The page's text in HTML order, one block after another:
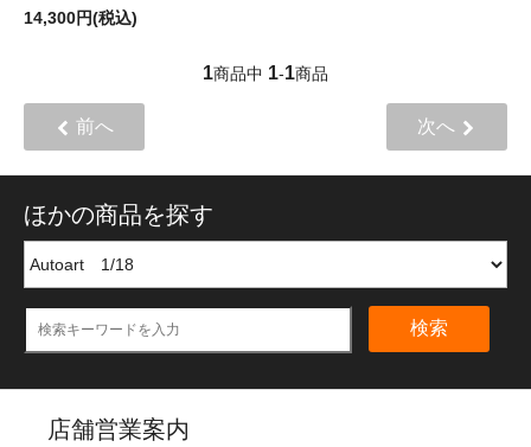
14,300円(税込)
1商品中 1-1商品
前へ 次へ
ほかの商品を探す
検索
店舗営業案内